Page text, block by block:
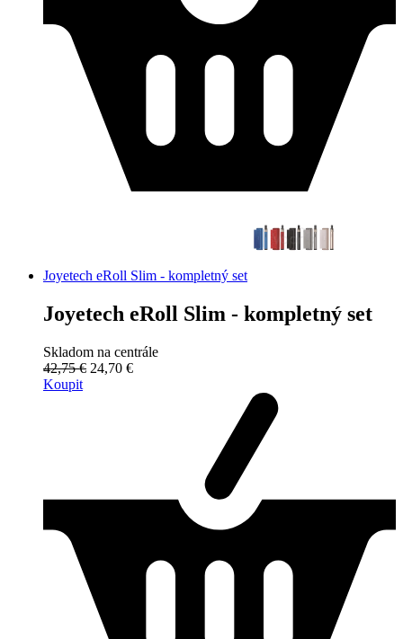
Joyetech eRoll Slim - kompletný set
Joyetech eRoll Slim - kompletný set
Skladom na centrále
42,75 € 24,70 €
Koupit